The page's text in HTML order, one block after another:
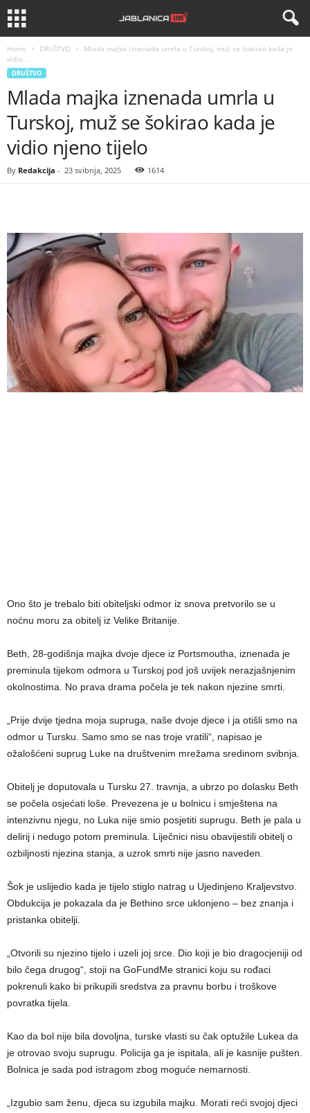
Home DRUŠTVO
Mlada majka iznenada umrla u Turskoj, muž se šokirao kada je
vidio...
DRUŠTVO
Mlada majka iznenada umrla u
Turskoj, muž se šokirao kada je
vidio njeno tijelo
By Redakcija - 23 svibnja, 2025 1614
Ono što je trebalo biti obiteljski odmor iz snova pretvorilo se u
noćnu moru za obitelj iz Velike Britanije.
Beth, 28-godišnja majka dvoje djece iz Portsmoutha, iznenada je
preminula tijekom odmora u Turskoj pod još uvijek nerazjašnjenim
okolnostima. No prava drama počela je tek nakon njezine smrti.
„Prije dvije tjedna moja supruga, naše dvoje djece i ja otišli smo na
odmor u Tursku. Samo smo se nas troje vratili“, napisao je
ožalošćeni suprug Luke na društvenim mrežama sredinom svibnja.
Obitelj je doputovala u Tursku 27. travnja, a ubrzo po dolasku Beth
se počela osjećati loše. Prevezena je u bolnicu i smještena na
intenzivnu njegu, no Luka nije smio posjetiti suprugu. Beth je pala u
delirij i nedugo potom preminula. Liječnici nisu obavijestili obitelj o
ozbiljnosti njezina stanja, a uzrok smrti nije jasno naveden.
Šok je uslijedio kada je tijelo stiglo natrag u Ujedinjeno Kraljevstvo.
Obdukcija je pokazala da je Bethino srce uklonjeno – bez znanja i
pristanka obitelji.
„Otvorili su njezino tijelo i uzeli joj srce. Dio koji je bio dragocjeniji od
bilo čega drugog“, stoji na GoFundMe stranici koju su rođaci
pokrenuli kako bi prikupili sredstva za pravnu borbu i troškove
povratka tijela.
Kao da bol nije bila dovoljna, turske vlasti su čak optužile Lukea da
je otrovao svoju suprugu. Policija ga je ispitala, ali je kasnije pušten.
Bolnica je sada pod istragom zbog moguće nemarnosti.
„Izgubio sam ženu, djeca su izgubila majku. Morati reći svojoj djeci